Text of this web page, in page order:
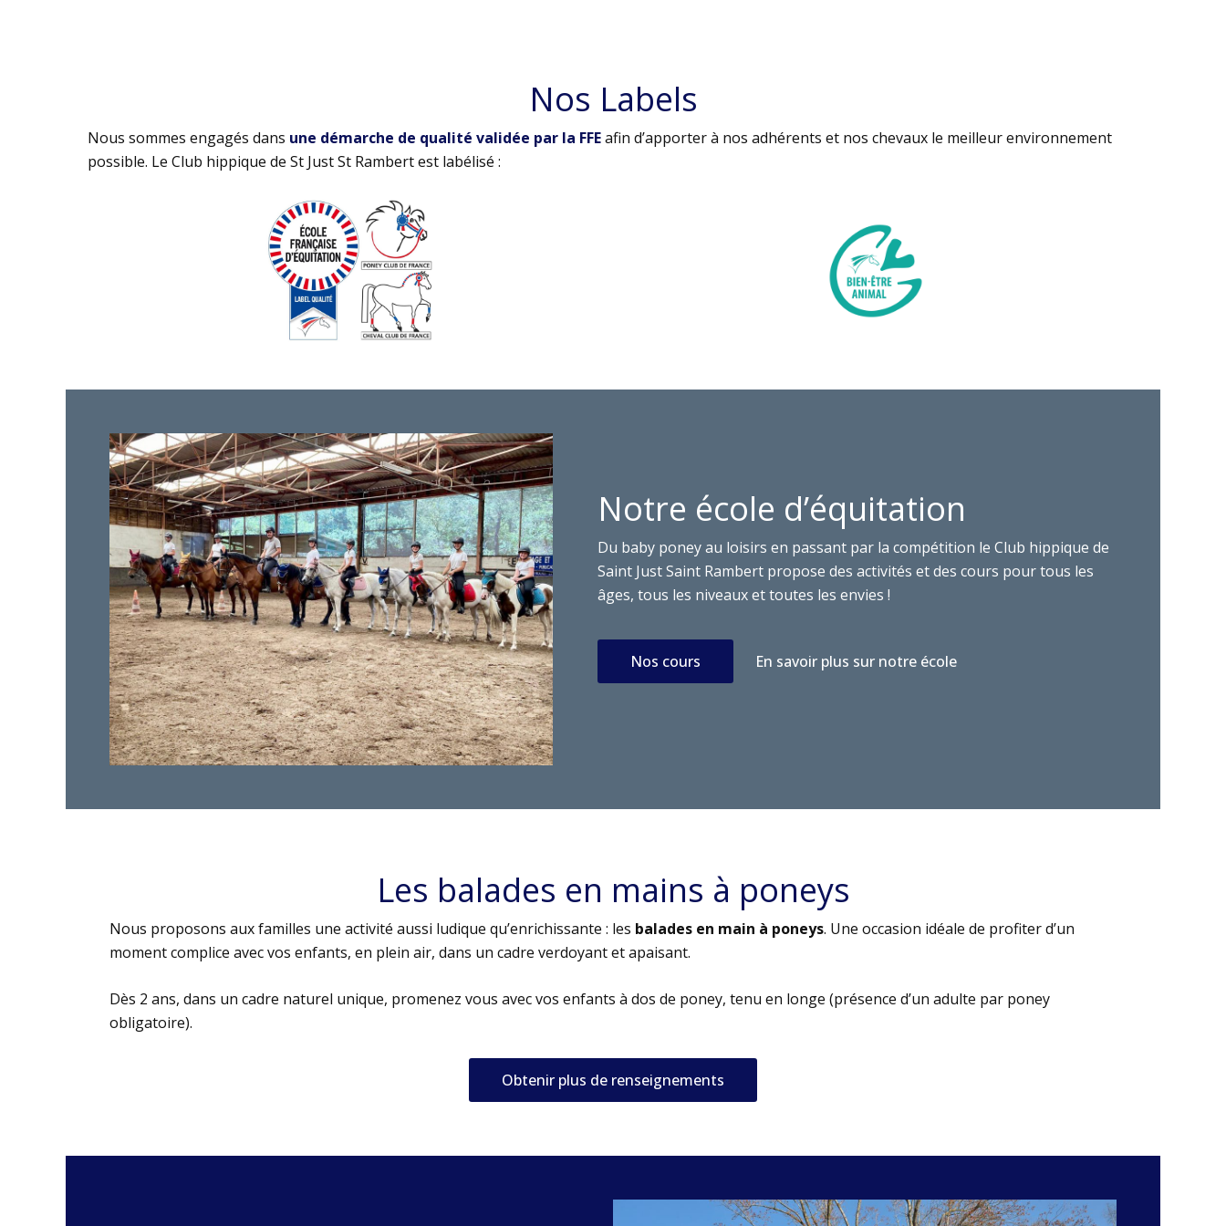
Nos Labels
Nous sommes engagés dans une démarche de qualité validée par la FFEafin d’apporter à nos adhérents et nos chevaux le meilleur environnement
possible. Le Club hippique de St Just St Rambert est labélisé :
Notre école d’équitation
Du baby poney au loisirs en passant par la compétition le Club hippique de
Saint Just Saint Rambert propose des activités et des cours pour tous les
âges, tous les niveaux et toutes les envies !
Nos cours En savoir plus sur notre école
Les balades en mains à poneys
Nous proposons aux familles une activité aussi ludique qu’enrichissante : les balades en main à poneys. Une occasion idéale de profiter d’un
moment complice avec vos enfants, en plein air, dans un cadre verdoyant et apaisant.
Dès 2 ans, dans un cadre naturel unique, promenez vous avec vos enfants à dos de poney, tenu en longe (présence d’un adulte par poney
obligatoire).
Obtenir plus de renseignements